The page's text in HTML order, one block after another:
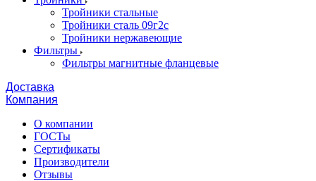
Тройники стальные
Тройники сталь 09г2с
Тройники нержавеющие
Фильтры
Фильтры магнитные фланцевые
Доставка
Компания
О компании
ГОСТы
Сертификаты
Производители
Отзывы